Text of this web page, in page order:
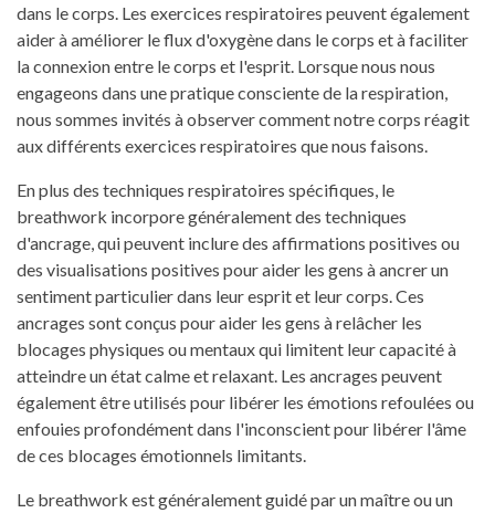
dans le corps. Les exercices respiratoires peuvent également
aider à améliorer le flux d'oxygène dans le corps et à faciliter
la connexion entre le corps et l'esprit. Lorsque nous nous
engageons dans une pratique consciente de la respiration,
nous sommes invités à observer comment notre corps réagit
aux différents exercices respiratoires que nous faisons.
En plus des techniques respiratoires spécifiques, le
breathwork incorpore généralement des techniques
d'ancrage, qui peuvent inclure des affirmations positives ou
des visualisations positives pour aider les gens à ancrer un
sentiment particulier dans leur esprit et leur corps. Ces
ancrages sont conçus pour aider les gens à relâcher les
blocages physiques ou mentaux qui limitent leur capacité à
atteindre un état calme et relaxant. Les ancrages peuvent
également être utilisés pour libérer les émotions refoulées ou
enfouies profondément dans l'inconscient pour libérer l'âme
de ces blocages émotionnels limitants.
Le breathwork est généralement guidé par un maître ou un